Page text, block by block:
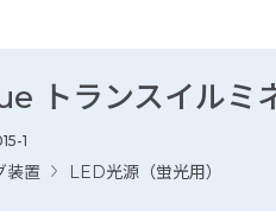
トランスイル
1
装置 LED光源（蛍光用）